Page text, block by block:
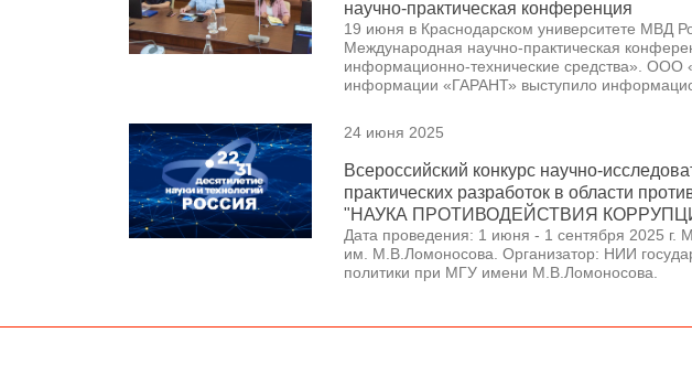
научно-практическая конференция
19 июня в Краснодарском университете МВД
Международная научно-практическая
информационно-технические средства». ООО
информации «ГАРАНТ» выступило
24 июня 2025
Всероссийский конкурс научно-
практических разработок в области
"НАУКА ПРОТИВОДЕЙСТВИЯ
Дата проведения: 1 июня - 1 сентября 2025 г.
им. М.В.Ломоносова. Организатор: НИИ
политики при МГУ имени М.В.Ломоносова.